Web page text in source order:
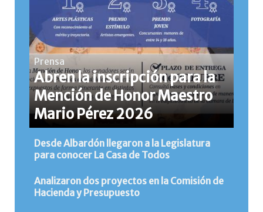
Prensa
Abren la inscripción para la
Mención de Honor Maestro
Mario Pérez 2026
Desde Albardón llegaron a la Legislatura
para conocer La Casa de Todos
Analizaron dos proyectos en la Comisión de
Hacienda y Presupuesto